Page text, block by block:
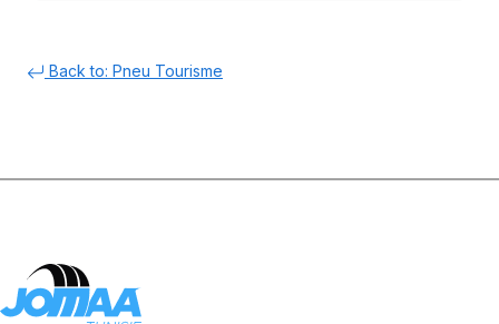
Back to: Pneu Tourisme